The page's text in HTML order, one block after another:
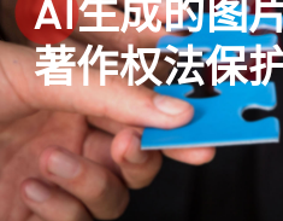
AI生成的图
著作权法保